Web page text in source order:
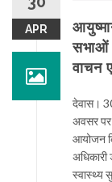
APR
सभाओं
वाचन
देवास।
अवसर पर
आयोजन
अधिकारी
स्वास्थ्य